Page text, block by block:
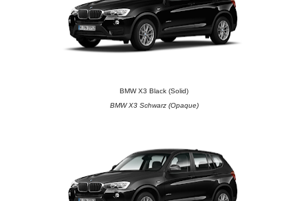
BMW X3 Black (Solid)
BMW X3 Schwarz (Opaque)